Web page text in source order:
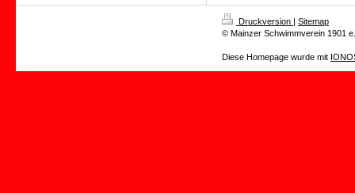
Druckversion | Sitemap
© Mainzer Schwimmverein 1901
Diese Homepage wurde mit